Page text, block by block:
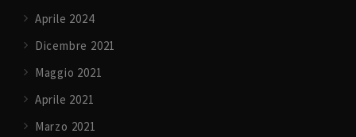
Aprile 2024
Dicembre 2021
Maggio 2021
Aprile 2021
Marzo 2021